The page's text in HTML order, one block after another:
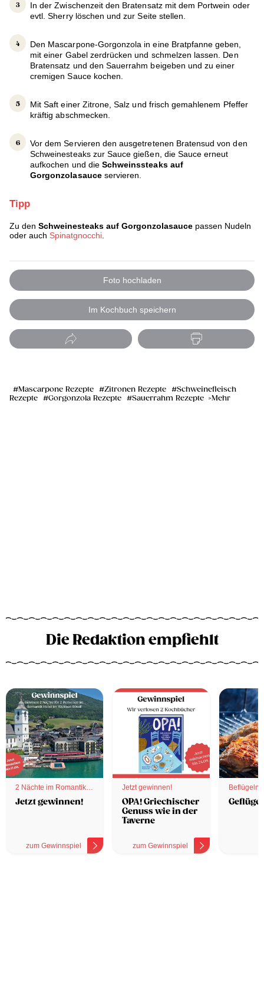
In der Zwischenzeit den Bratensatz mit dem Portwein oder
evtl. Sherry löschen und zur Seite stellen.
Den Mascarpone-Gorgonzola in eine Bratpfanne geben,
mit einer Gabel zerdrücken und schmelzen lassen. Den
Bratensatz und den Sauerrahm beigeben und zu einer
cremigen Sauce kochen.
Mit Saft einer Zitrone, Salz und frisch gemahlenem Pfeffer
kräftig abschmecken.
Vor dem Servieren den ausgetretenen Bratensud von den
Schweinesteaks zur Sauce gießen, die Sauce erneut
aufkochen und die Schweinssteaks auf
Gorgonzolasauceservieren.
Tipp
Zu den Schweinesteaks auf Gorgonzolasauce passen Nudeln
oder auch Spinatgnocchi.
Foto hochladen
Im Kochbuch speichern
Mascarpone Rezepte Zitronen Rezepte
Schweinefleisch
Rezepte
Gorgonzola Rezepte Sauerrahm Rezepte Mehr
Die Redaktion empfiehlt
2 Nächte im Romantik
Hotel
Jetzt gewinnen!
zum Gewinnspiel
Jetzt gewinnen!
OPA! Griechischer
Genuss wie in der
Taverne
zum Gewinnspiel